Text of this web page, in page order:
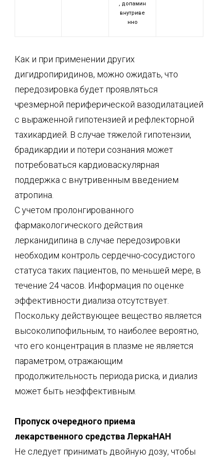
, допамин
внутриве
нно
Как и при применении других
дигидропиридинов, можно ожидать, что
передозировка будет проявляться
чрезмерной периферической вазодилатацией
с выраженной гипотензией и рефлекторной
тахикардией. В случае тяжелой гипотензии,
брадикардии и потери сознания может
потребоваться кардиоваскулярная
поддержка с внутривенным введением
атропина.
С учетом пролонгированного
фармакологического действия
лерканидипина в случае передозировки
необходим контроль сердечно-сосудистого
статуса таких пациентов, по меньшей мере, в
течение 24 часов. Информация по оценке
эффективности диализа отсутствует.
Поскольку действующее вещество является
высоколипофильным, то наиболее вероятно,
что его концентрация в плазме не является
параметром, отражающим
продолжительность периода риска, и диализ
может быть неэффективным.
Пропуск очередного приема
лекарственного средства ЛеркаНАН
Не следует принимать двойную дозу, чтобы